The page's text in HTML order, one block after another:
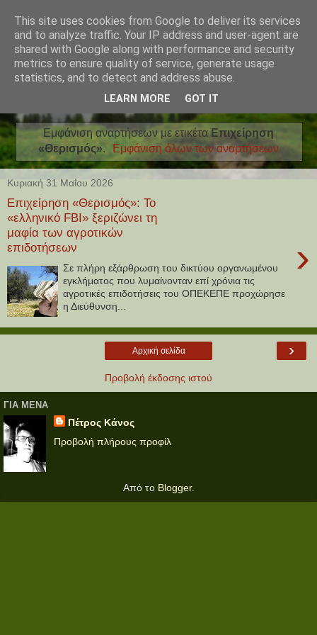
Εμφάνιση αναρτήσεων με ετικέταΕπιχείρηση
«Θερισμός». Εμφάνιση όλων των αναρτήσεων
Κυριακή 31 Μαΐου 2026
Επιχείρηση «Θερισμός»: Το
«ελληνικό FBI» ξεριζώνει τη
μαφία των αγροτικών
επιδοτήσεων
›
Σε πλήρη εξάρθρωση του δικτύου οργανωμένου
εγκλήματος που λυμαίνονταν επί χρόνια τις
αγροτικές επιδοτήσεις του ΟΠΕΚΕΠΕ προχώρησε
η Διεύθυνση...
›
Αρχική σελίδα
Προβολή έκδοσης ιστού
ΓΙΑ ΜΕΝΑ
Πέτρος Κάνος
Προβολή πλήρους προφίλ
Από το Blogger.
This site uses cookies from Google to deliver its services
and to analyze traffic. Your IP address and user-agent are
shared with Google along with performance and security
metrics to ensure quality of service, generate usage
statistics, and to detect and address abuse.
LEARN MORE GOT IT